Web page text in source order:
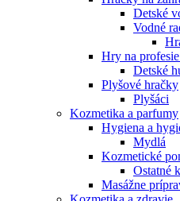
Detské
Vodné
Hry na
Detské
Plyšové hračky
Plyšáci
Kozmetika a parfumy
Hygiena a
Mydlá
Kozmetické
Ostatné
Masážne